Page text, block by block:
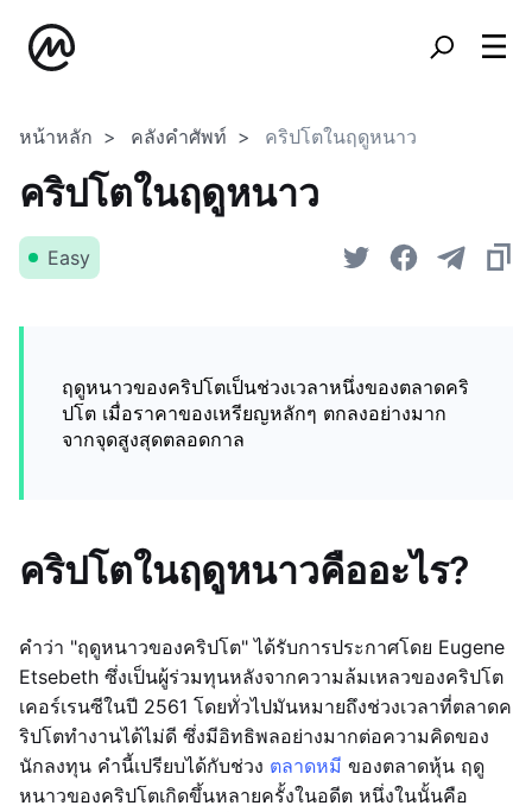
หน้าหลัก คลังคำศัพท์ คริปโตในฤดูหนาว
คริปโตในฤดูหนาว
Easy
ฤดูหนาวของคริปโตเป็นช่วงเวลาหนึ่งของตลาดคริ
ปโต เมื่อราคาของเหรียญหลักๆ ตกลงอย่างมาก
จากจุดสูงสุดตลอดกาล
คริปโตในฤดูหนาวคืออะไร?
คำว่า "ฤดูหนาวของคริปโต" ได้รับการประกาศโดย Eugene
Etsebeth ซึ่งเป็นผู้ร่วมทุนหลังจากความล้มเหลวของคริปโต
เคอร์เรนซีในปี 2561 โดยทั่วไปมันหมายถึงช่วงเวลาที่ตลาดค
ริปโตทำงานได้ไม่ดี ซึ่งมีอิทธิพลอย่างมากต่อความคิดของ
นักลงทุน คำนี้เปรียบได้กับช่วง ตลาดหมี ของตลาดหุ้น ฤดู
หนาวของคริปโตเกิดขึ้นหลายครั้งในอดีต หนึ่งในนั้นคือ